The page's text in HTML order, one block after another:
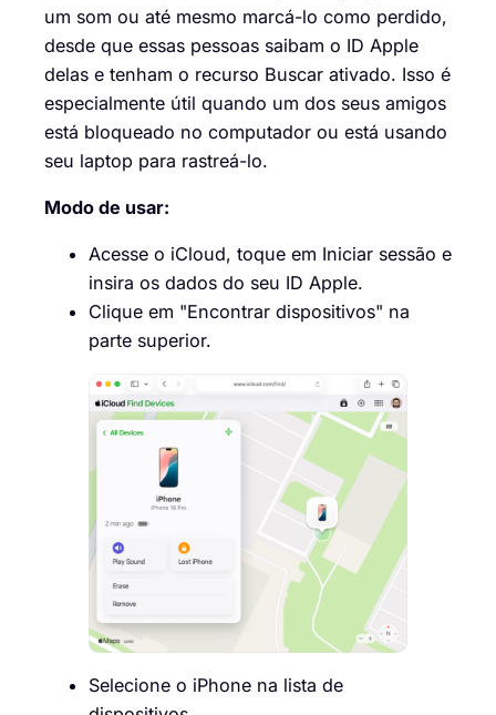
um som ou até mesmo marcá-lo como perdido,
desde que essas pessoas saibam o ID Apple
delas e tenham o recurso Buscar ativado. Isso é
especialmente útil quando um dos seus amigos
está bloqueado no computador ou está usando
seu laptop para rastreá-lo.
Modo de usar:
Acesse o iCloud, toque em Iniciar sessão e
insira os dados do seu ID Apple.
Clique em "Encontrar dispositivos" na
parte superior.
Selecione o iPhone na lista de